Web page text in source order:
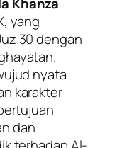
Khanza
yang
30 dengan
nyata
karakter
dan